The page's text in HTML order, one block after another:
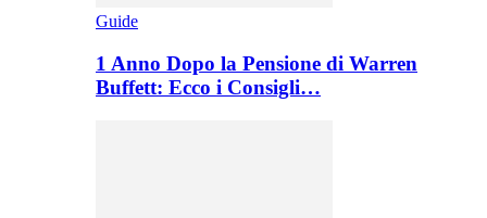
Guide
1 Anno Dopo la Pensione di Warren
Buffett: Ecco i Consigli…